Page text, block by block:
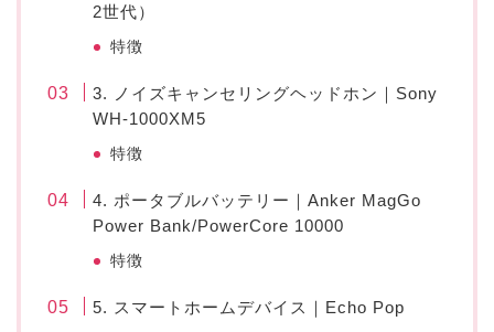
2世代）
特徴
3. ノイズキャンセリングヘッドホン｜Sony
WH-1000XM5
特徴
4. ポータブルバッテリー｜Anker MagGo
Power Bank/PowerCore 10000
特徴
5. スマートホームデバイス｜Echo Pop